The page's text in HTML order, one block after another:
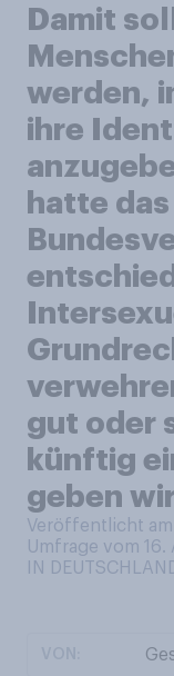
Damit
werden,
ihre
hatte das
gut oder
künftig
geben
Veröffentlicht am
Umfrage vom 16.
IN